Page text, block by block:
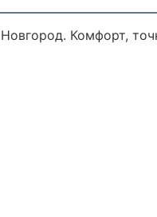
Комфорт,